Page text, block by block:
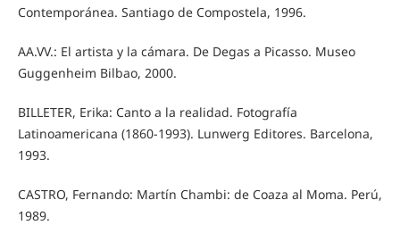
Contemporánea. Santiago de Compostela, 1996.
AA.VV.: El artista y la cámara. De Degas a Picasso. Museo
Guggenheim Bilbao, 2000.
BILLETER, Erika: Canto a la realidad. Fotografía
Latinoamericana (1860-1993). Lunwerg Editores. Barcelona,
1993.
CASTRO, Fernando: Martín Chambi: de Coaza al Moma. Perú,
1989.